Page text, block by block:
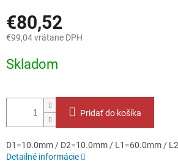
€80,52
€99,04 vrátane DPH
cena:
Skladom
Pridať do košíka
D1=10.0mm / D2=10.0mm / L1=60.0mm /
Detailné informácie